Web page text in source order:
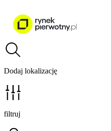
Dodaj lokalizację
filtruj